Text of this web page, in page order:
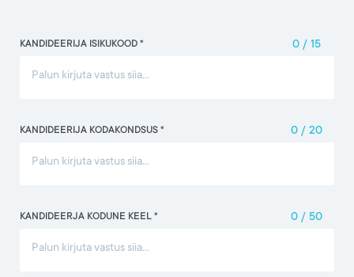
KANDIDEERIJA ISIKUKOOD * 0 / 15
KANDIDEERIJA KODAKONDSUS * 0 / 20
KANDIDEERJA KODUNE KEEL * 0 / 50